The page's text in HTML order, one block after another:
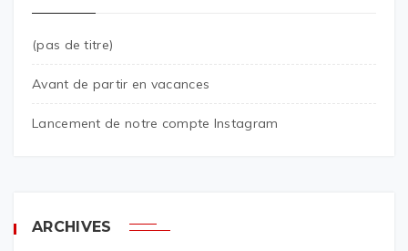
(pas de titre)
Avant de partir en vacances
Lancement de notre compte Instagram
ARCHIVES